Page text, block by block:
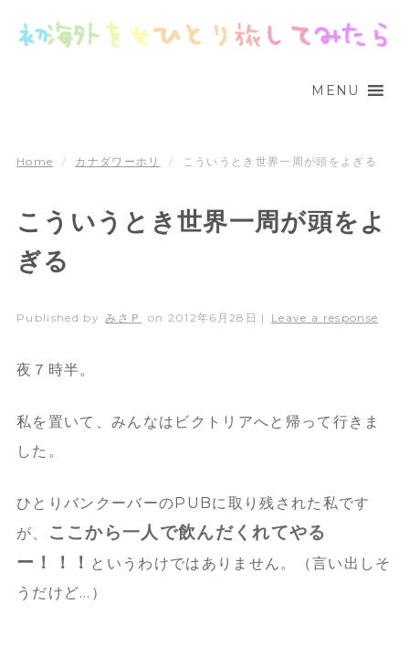
MENU
Home / カナダワーホリ / こういうとき世界一周が頭をよぎる
こういうとき世界一周が頭をよ
ぎる
Published by みさＰ on 2012年6月28日 | Leave a response
夜７時半。
私を置いて、みんなはビクトリアへと帰って行きま
した。
ひとりバンクーバーのPUBに取り残された私です
が、
ここから一人で飲んだくれてやる
ー！！！ というわけではありません。（言い出しそ
うだけど…）